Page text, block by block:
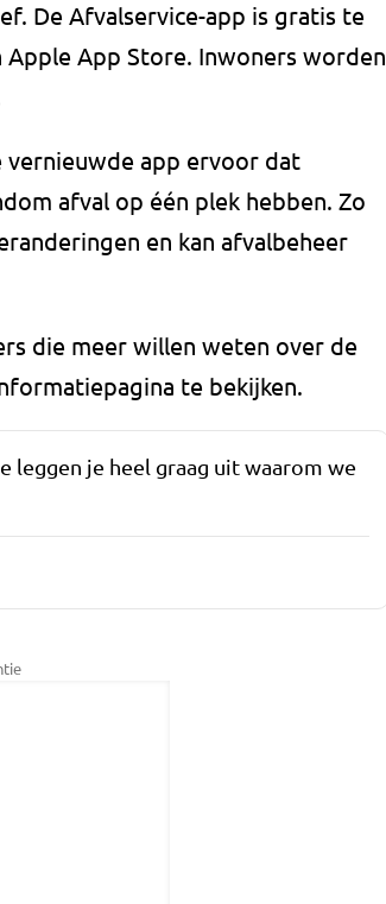
De Afvalservice-app is gratis te
App Store. Inwoners worden
app ervoor dat
afval op één plek hebben. Zo
en kan afvalbeheer
die meer willen weten over de
te bekijken.
leggen je heel graag uit waarom we